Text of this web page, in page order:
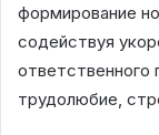
формирование
содействуя
ответственного
трудолюбие,